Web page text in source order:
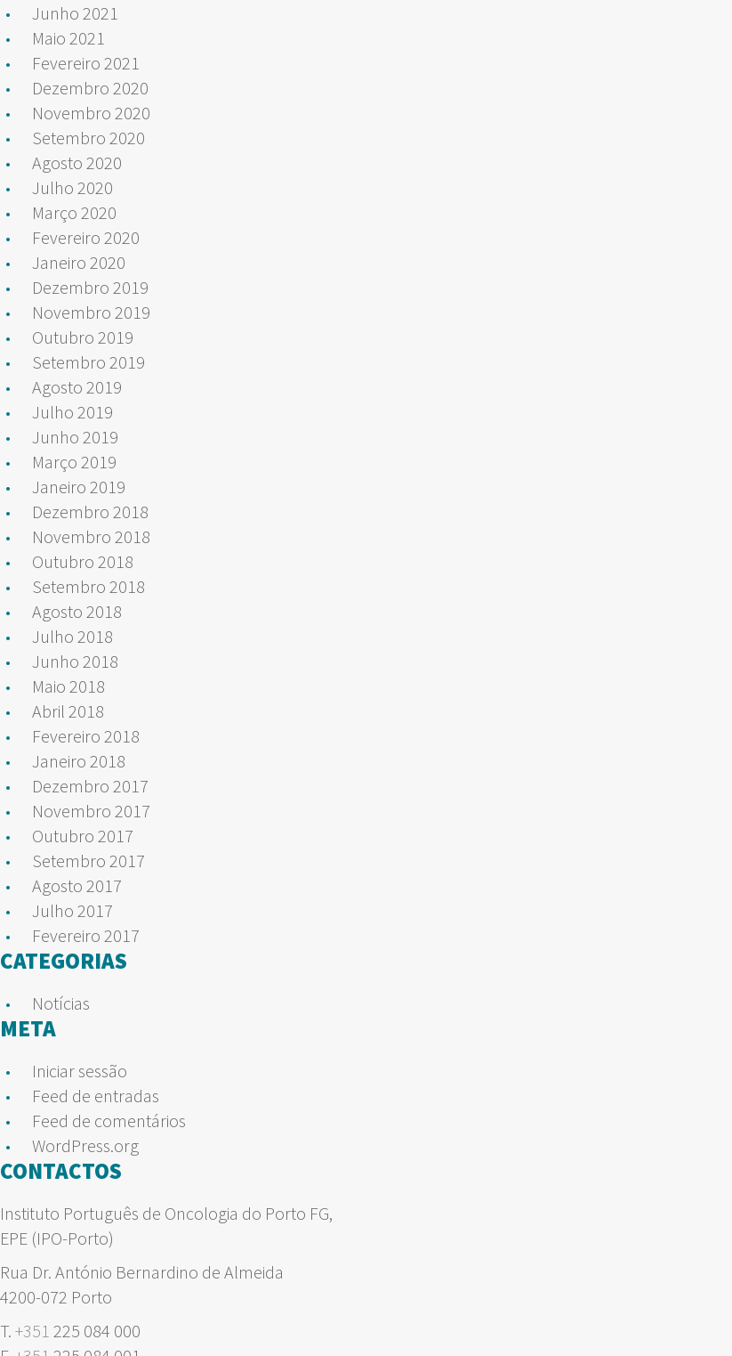
Junho 2021
Maio 2021
Fevereiro 2021
Dezembro 2020
Novembro 2020
Setembro 2020
Agosto 2020
Julho 2020
Março 2020
Fevereiro 2020
Janeiro 2020
Dezembro 2019
Novembro 2019
Outubro 2019
Setembro 2019
Agosto 2019
Julho 2019
Junho 2019
Março 2019
Janeiro 2019
Dezembro 2018
Novembro 2018
Outubro 2018
Setembro 2018
Agosto 2018
Julho 2018
Junho 2018
Maio 2018
Abril 2018
Fevereiro 2018
Janeiro 2018
Dezembro 2017
Novembro 2017
Outubro 2017
Setembro 2017
Agosto 2017
Julho 2017
Fevereiro 2017
CATEGORIAS
Notícias
META
Iniciar sessão
Feed de entradas
Feed de comentários
WordPress.org
CONTACTOS
Instituto Português de Oncologia do Porto FG,
EPE (IPO-Porto)
Rua Dr. António Bernardino de Almeida
4200-072 Porto
T. +351 225 084 000